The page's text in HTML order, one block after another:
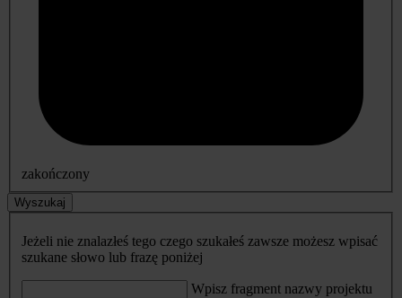
zakończony
Wyszukaj
Jeżeli nie znalazłeś tego czego szukałeś zawsze możesz wpisać
szukane słowo lub frazę poniżej
Wpisz fragment nazwy projektu